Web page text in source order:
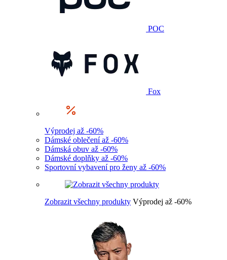
POC
Fox
Výprodej až -60%
Dámské oblečení až -60%
Dámská obuv až -60%
Dámské doplňky až -60%
Sportovní vybavení pro ženy až -60%
Zobrazit všechny produkty Výprodej až -60%